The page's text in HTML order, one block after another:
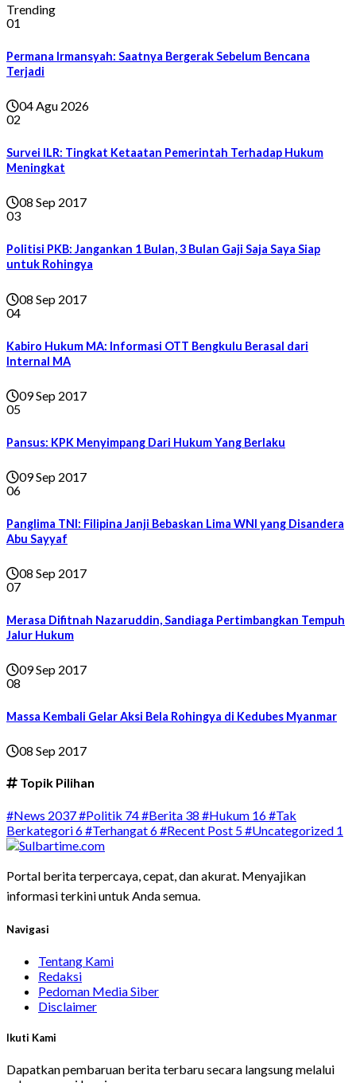
Trending
01
Permana Irmansyah: Saatnya Bergerak Sebelum Bencana
Terjadi
04 Agu 2026
02
Survei ILR: Tingkat Ketaatan Pemerintah Terhadap Hukum
Meningkat
08 Sep 2017
03
Politisi PKB: Jangankan 1 Bulan, 3 Bulan Gaji Saja Saya Siap
untuk Rohingya
08 Sep 2017
04
Kabiro Hukum MA: Informasi OTT Bengkulu Berasal dari
Internal MA
09 Sep 2017
05
Pansus: KPK Menyimpang Dari Hukum Yang Berlaku
09 Sep 2017
06
Panglima TNI: Filipina Janji Bebaskan Lima WNI yang Disandera
Abu Sayyaf
08 Sep 2017
07
Merasa Difitnah Nazaruddin, Sandiaga Pertimbangkan Tempuh
Jalur Hukum
09 Sep 2017
08
Massa Kembali Gelar Aksi Bela Rohingya di Kedubes Myanmar
08 Sep 2017
Topik Pilihan
#News 2037#Politik 74#Berita 38 #Hukum 16#Tak
Berkategori6#Terhangat6#Recent Post 5#Uncategorized 1
Portal berita terpercaya, cepat, dan akurat. Menyajikan
informasi terkini untuk Anda semua.
Navigasi
Tentang Kami
Redaksi
Pedoman Media Siber
Disclaimer
Ikuti Kami
Dapatkan pembaruan berita terbaru secara langsung melalui